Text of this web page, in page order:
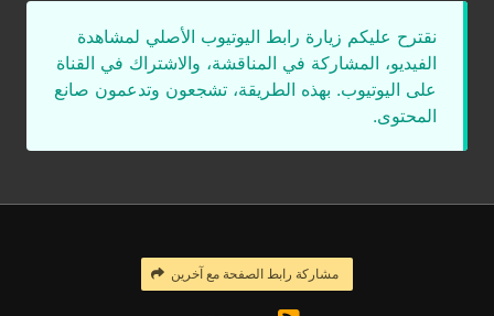
نقترح عليكم زيارة رابط اليوتيوب الأصلي لمشاهدة
الفيديو، المشاركة في المناقشة، والاشتراك في القناة
على اليوتيوب. بهذه الطريقة، تشجعون وتدعمون صانع
المحتوى.
مشاركة رابط الصفحة مع آخرين